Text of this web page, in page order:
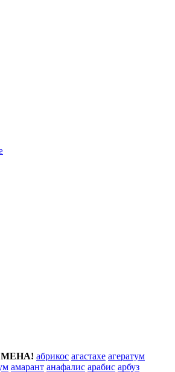
абрикос агастахе агератум
амарант анафалис арабис арбуз